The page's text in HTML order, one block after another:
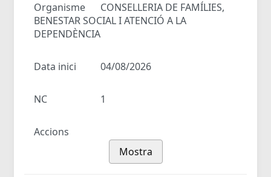
Organisme
CONSELLERIA DE FAMÍLIES,
BENESTAR SOCIAL I ATENCIÓ A LA
DEPENDÈNCIA
Data inici 04/08/2026
NC 1
Accions
Mostra